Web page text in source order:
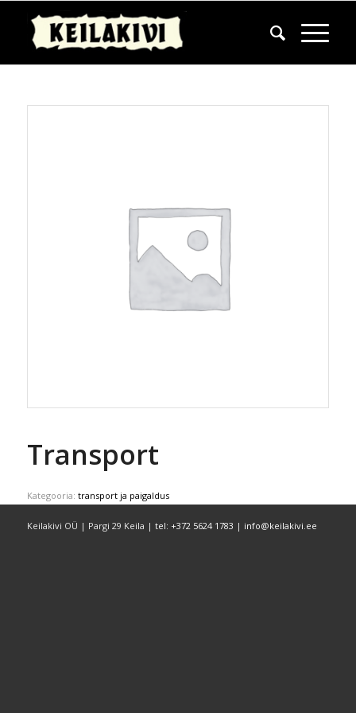
Transport
Kategooria: transport ja paigaldus
Keilakivi OÜ | Pargi 29 Keila | tel: +372 5624 1783 | info@keilakivi.ee